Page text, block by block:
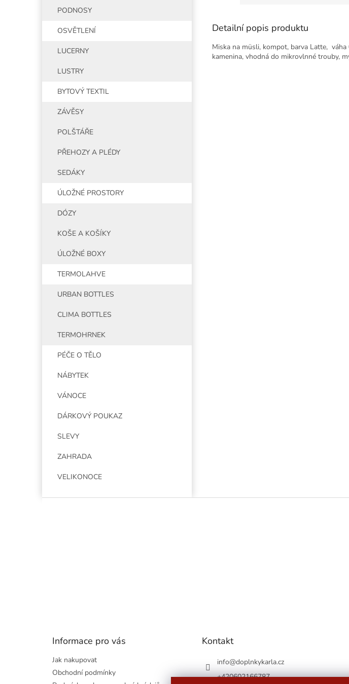
PODNOSY
OSVĚTLENÍ
LUCERNY
LUSTRY
BYTOVÝ TEXTIL
ZÁVĚSY
POLŠTÁŘE
PŘEHOZY A PLÉDY
SEDÁKY
ÚLOŽNÉ PROSTORY
DÓZY
KOŠE A KOŠÍKY
ÚLOŽNÉ BOXY
TERMOLAHVE
URBAN BOTTLES
CLIMA BOTTLES
TERMOHRNEK
PÉČE O TĚLO
NÁBYTEK
VÁNOCE
DÁRKOVÝ POUKAZ
SLEVY
ZAHRADA
VELIKONOCE
Detailní popis produktu
Miska na müsli, kompot, barva Latte,
kamenina, vhodná do mikrovlnné trouby,
Informace pro vás
Jak nakupovat
Obchodní podmínky
Kontakt
info@doplnkykarla.cz
+420602166787